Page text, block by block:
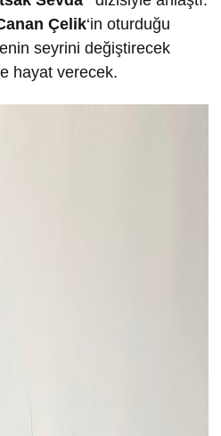
Çelik‘in oturduğu
seyrini değiştirecek
hayat verecek.